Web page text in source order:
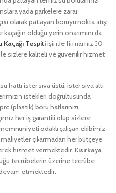
yada parkelere zarar
olarak patlayan boruyu nokta atışı
olduğu yerin onarımını da
Kaçağı Tespitiişinde firmamız 30
ile sizlere kaliteli ve güvenilir hizmet
hattı ister sıva üstü, ister sıva altı
istekleri doğrultusunda
(plastik) boru hatlarınızı
her iş garantili olup sizlere
odaklı çalışan ekibimiz
çıkarmadan her bütçeye
hizmet vermektedir. Kısırkaya
tecrübelerin üzerine tecrübe
etmektedir.